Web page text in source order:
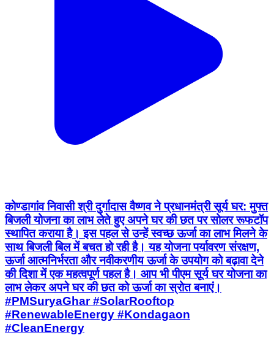
कोण्डागांव निवासी श्री दुर्गादास वैष्णव ने प्रधानमंत्री सूर्य घर: मुफ्त
बिजली योजना का लाभ लेते हुए अपने घर की छत पर सोलर रूफटॉप
स्थापित कराया है। इस पहल से उन्हें स्वच्छ ऊर्जा का लाभ मिलने के
साथ बिजली बिल में बचत हो रही है। यह योजना पर्यावरण संरक्षण,
ऊर्जा आत्मनिर्भरता और नवीकरणीय ऊर्जा के उपयोग को बढ़ावा देने
की दिशा में एक महत्वपूर्ण पहल है। आप भी पीएम सूर्य घर योजना का
लाभ लेकर अपने घर की छत को ऊर्जा का स्रोत बनाएं।
#PMSuryaGhar #SolarRooftop
#RenewableEnergy #Kondagaon
#CleanEnergy